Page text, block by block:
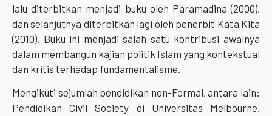
lalu diterbitkan menjadi buku oleh Paramadina (2000),
dan selanjutnya diterbitkan lagi oleh penerbit Kata Kita
(2010). Buku ini menjadi salah satu kontribusi awalnya
dalam membangun kajian politik Islam yang kontekstual
dan kritis terhadap fundamentalisme.
Mengikuti sejumlah pendidikan non-Formal, antara lain:
Pendidikan Civil Society di Universitas Melbourne,